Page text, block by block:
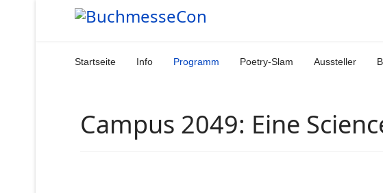
Startseite Info Programm Poetry-Slam Aussteller
Campus 2049: Eine